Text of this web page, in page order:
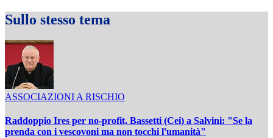
Sullo stesso tema
ASSOCIAZIONI A RISCHIO
Raddoppio Ires per no-profit, Bassetti (Cei) a Salvini: "Se la
prenda con i vescovoni ma non tocchi l'umanità"